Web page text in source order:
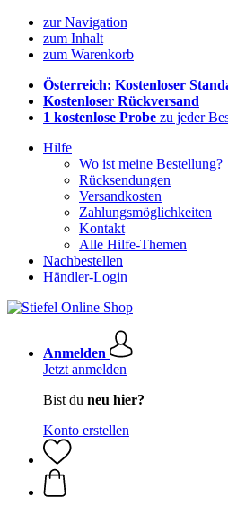
zur Navigation
zum Inhalt
zum Warenkorb
Österreich: Kostenloser
Kostenloser Rückversand
1 kostenlose Probe zu jeder
Hilfe
Wo ist meine Bestellung?
Rücksendungen
Versandkosten
Zahlungsmöglichkeiten
Kontakt
Alle Hilfe-Themen
Nachbestellen
Händler-Login
Anmelden
Jetzt anmelden
Bist du neu hier?
Konto erstellen